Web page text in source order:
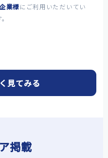
業様にご利用いただいてい
見てみる
掲載